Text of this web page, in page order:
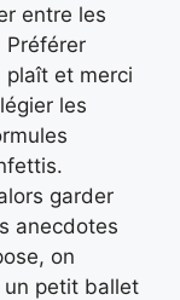
entre les
Préférer
plaît et merci
les
garder
anecdotes
on
un petit ballet